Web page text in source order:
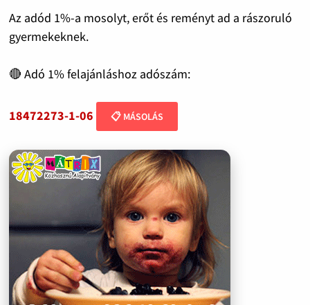
Az adód 1%-a mosolyt, erőt és reményt ad a rászoruló
gyermekeknek.
🔴 Adó 1% felajánláshoz adószám:
18472273-1-06 📋 MÁSOLÁS